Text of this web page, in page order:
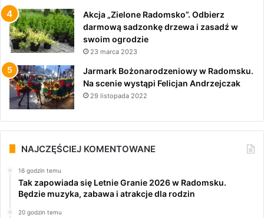
Akcja „Zielone Radomsko”. Odbierz
darmową sadzonkę drzewa i zasadź w
swoim ogrodzie
23 marca 2023
Jarmark Bożonarodzeniowy w Radomsku.
Na scenie wystąpi Felicjan Andrzejczak
29 listopada 2022
NAJCZĘŚCIEJ KOMENTOWANE
16 godzin temu
Tak zapowiada się Letnie Granie 2026 w Radomsku.
Będzie muzyka, zabawa i atrakcje dla rodzin
20 godzin temu